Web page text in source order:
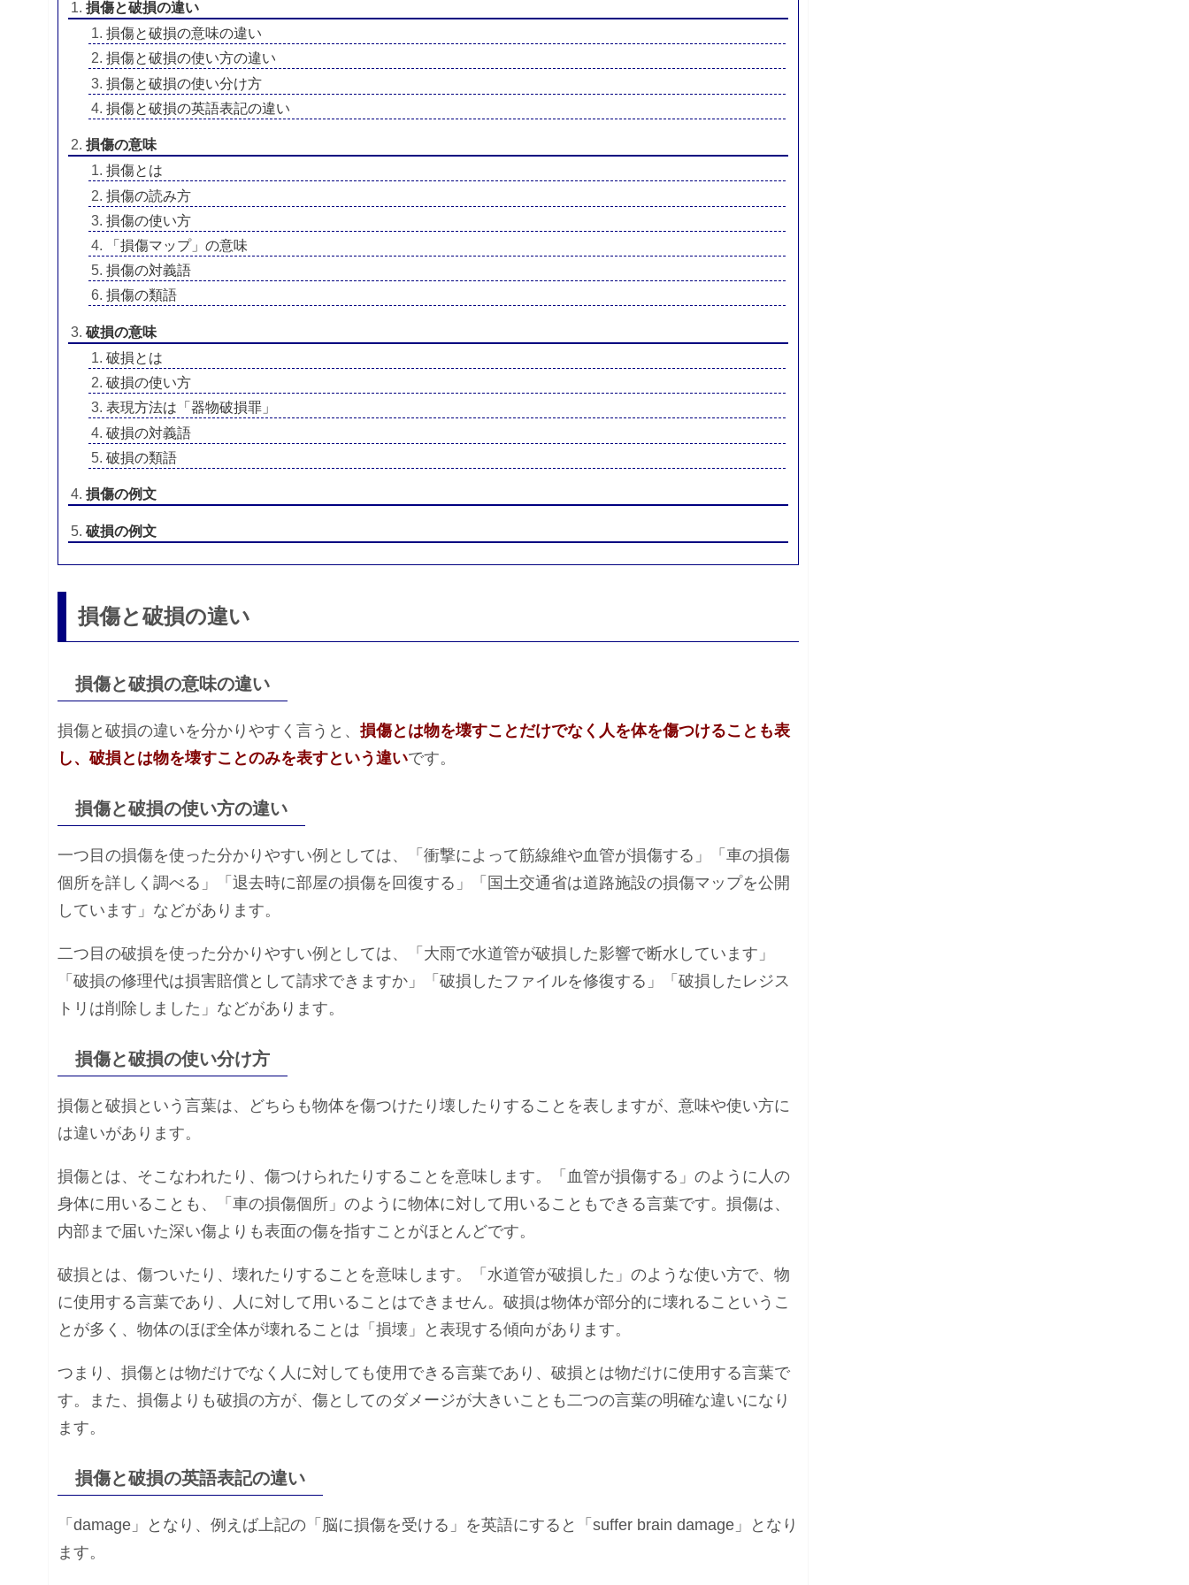
損傷と破損の違い
損傷と破損の意味の違い
損傷と破損の使い方の違い
損傷と破損の使い分け方
損傷と破損の英語表記の違い
損傷の意味
損傷とは
損傷の読み方
損傷の使い方
「損傷マップ」の意味
損傷の対義語
損傷の類語
破損の意味
破損とは
破損の使い方
表現方法は「器物破損罪」
破損の対義語
破損の類語
損傷の例文
破損の例文
損傷と破損の違い
損傷と破損の意味の違い
損傷と破損の違いを分かりやすく言うと、 損傷とは物を壊すことだけでなく人を体を傷つけることも表
し、破損とは物を壊すことのみを表すという違いです。
損傷と破損の使い方の違い
一つ目の損傷を使った分かりやすい例としては、「衝撃によって筋線維や血管が損傷する」「車の損傷
個所を詳しく調べる」「退去時に部屋の損傷を回復する」「国土交通省は道路施設の損傷マップを公開
しています」などがあります。
二つ目の破損を使った分かりやすい例としては、「大雨で水道管が破損した影響で断水しています」
「破損の修理代は損害賠償として請求できますか」「破損したファイルを修復する」「破損したレジス
トリは削除しました」などがあります。
損傷と破損の使い分け方
損傷と破損という言葉は、どちらも物体を傷つけたり壊したりすることを表しますが、意味や使い方に
は違いがあります。
損傷とは、そこなわれたり、傷つけられたりすることを意味します。「血管が損傷する」のように人の
身体に用いることも、「車の損傷個所」のように物体に対して用いることもできる言葉です。損傷は、
内部まで届いた深い傷よりも表面の傷を指すことがほとんどです。
破損とは、傷ついたり、壊れたりすることを意味します。「水道管が破損した」のような使い方で、物
に使用する言葉であり、人に対して用いることはできません。破損は物体が部分的に壊れるこというこ
とが多く、物体のほぼ全体が壊れることは「損壊」と表現する傾向があります。
つまり、損傷とは物だけでなく人に対しても使用できる言葉であり、破損とは物だけに使用する言葉で
す。また、損傷よりも破損の方が、傷としてのダメージが大きいことも二つの言葉の明確な違いになり
ます。
損傷と破損の英語表記の違い
「damage」となり、例えば上記の「脳に損傷を受ける」を英語にすると「suffer brain damage」となり
ます。